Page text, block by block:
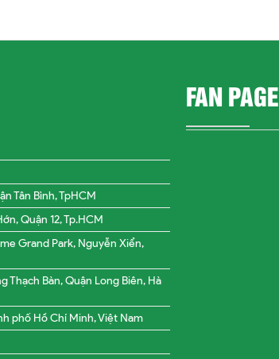
Tân Bình, TpHCM
Quận 12, Tp.HCM
Grand Park, Nguyễn Xiển,
Thạch Bàn, Quận Long Biên, Hà
phố Hồ Chí Minh, Việt Nam
FAN PAGE